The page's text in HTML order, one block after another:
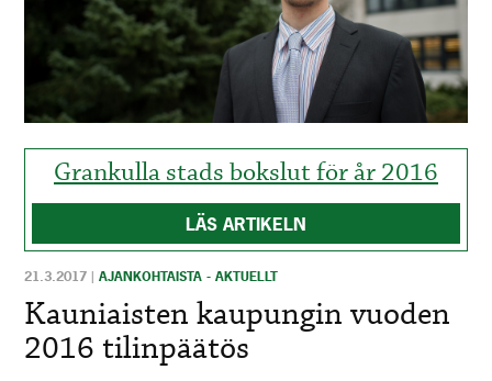
KULTTUURI
KULTUR
HISTORIA
HISTORIA
YLEINEN
ALLMÄN
MAINOSTAJILLE
FÖR
ANNONSÖRER
Grankulla stads bokslut för år 2016
LÄS ARTIKELN
21.3.2017 |AJANKOHTAISTA - AKTUELLT
Kauniaisten kaupungin vuoden
2016 tilinpäätös